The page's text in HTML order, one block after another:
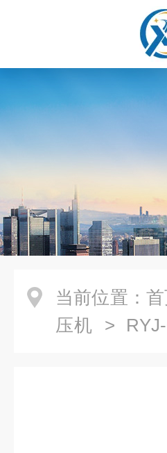
当前位置：
压机 >